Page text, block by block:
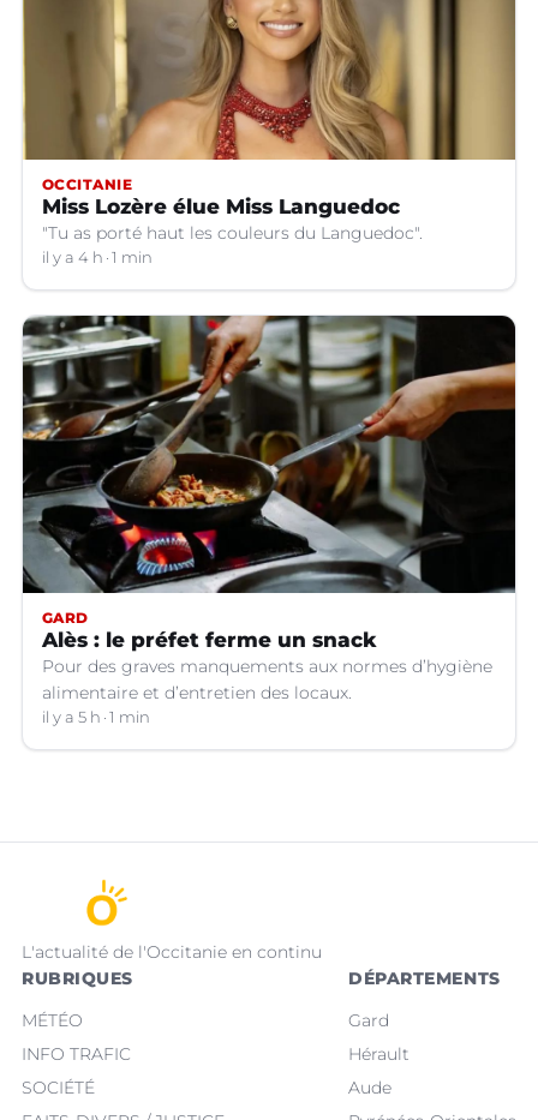
OCCITANIE
Miss Lozère élue Miss Languedoc
"Tu as porté haut les couleurs du Languedoc".
il y a 4 h 1 min
GARD
Alès : le préfet ferme un snack
Pour des graves manquements aux normes d’hygiène
alimentaire et d’entretien des locaux.
il y a 5 h 1 min
L'actualité de l'Occitanie en continu
RUBRIQUES
MÉTÉO
INFO TRAFIC
SOCIÉTÉ
DÉPARTEMENTS
Gard
Hérault
Aude